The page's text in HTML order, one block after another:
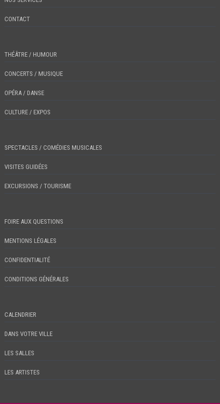
CONTACT
THÉÂTRE / HUMOUR
CONCERTS / MUSIQUE
OPÉRA / DANSE
CULTURE / EXPOS
SPECTACLES / COMÉDIES MUSICALES
VISITES GUIDÉES
EXCURSIONS / TOURISME
FOIRE AUX QUESTIONS
MENTIONS LÉGALES
CONFIDENTIALITÉ
CONDITIONS GÉNÉRALES
CALENDRIER
DANS VOTRE VILLE
LES SALLES
LES ARTISTES